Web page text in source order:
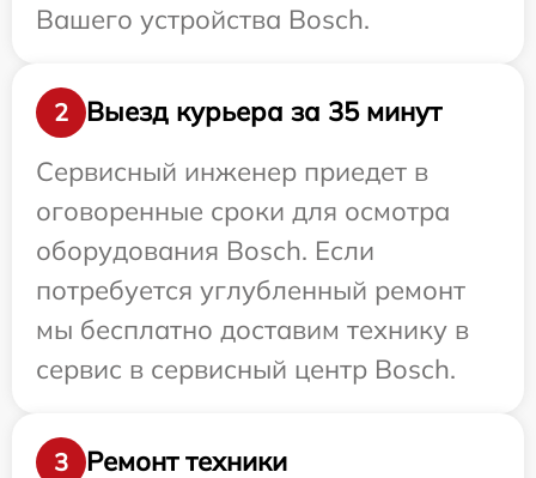
Вашего устройства Bosch.
2
Выезд курьера за 35 минут
Сервисный инженер приедет в
оговоренные сроки для осмотра
оборудования Bosch. Если
потребуется углубленный ремонт
мы бесплатно доставим технику в
сервис в сервисный центр Bosch.
3 Ремонт техники